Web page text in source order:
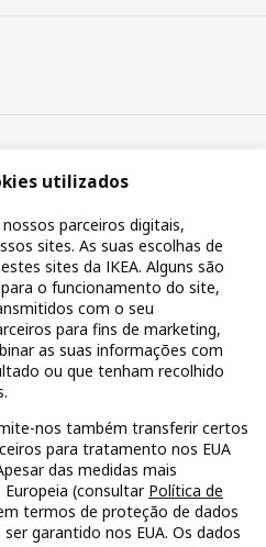
PT
Termos de utilização
de reclamações
utilizados
parceiros digitais,
sites. As suas escolhas de
sites da IKEA. Alguns são
o funcionamento do site,
com o seu
para fins de marketing,
as suas informações com
ou que tenham recolhido
nos também transferir certos
para tratamento nos EUA
das medidas mais
(consultar Política de
termos de proteção de dados
garantido nos EUA. Os dados